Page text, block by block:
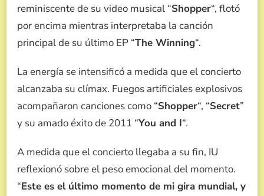
reminiscente de su video musical “Shopper“, flotó
por encima mientras interpretaba la canción
principal de su último EP “The Winning“.
La energía se intensificó a medida que el concierto
alcanzaba su clímax. Fuegos artificiales explosivos
acompañaron canciones como “Shopper“, “Secret”
y su amado éxito de 2011 “You and I“.
A medida que el concierto llegaba a su fin, IU
reflexionó sobre el peso emocional del momento.
“Este es el último momento de mi gira mundial, y